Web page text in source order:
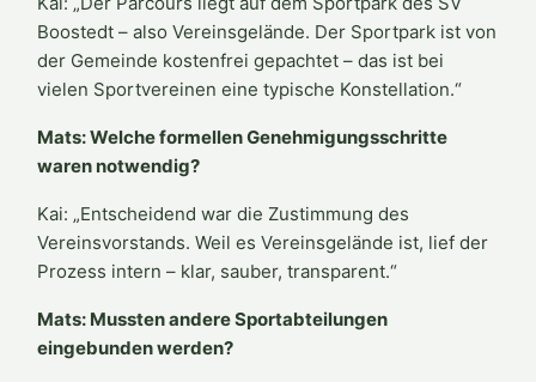
Boostedt – also Vereinsgelände. Der Sportpark ist von
der Gemeinde kostenfrei gepachtet – das ist bei
vielen Sportvereinen eine typische Konstellation.“
Mats: Welche formellen Genehmigungsschritte
waren notwendig?
Kai: „Entscheidend war die Zustimmung des
Vereinsvorstands. Weil es Vereinsgelände ist, lief der
Prozess intern – klar, sauber, transparent.“
Mats: Mussten andere Sportabteilungen
eingebunden werden?